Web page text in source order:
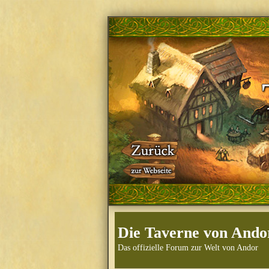
Die Taverne von
Das offizielle Forum zur Welt von Andor